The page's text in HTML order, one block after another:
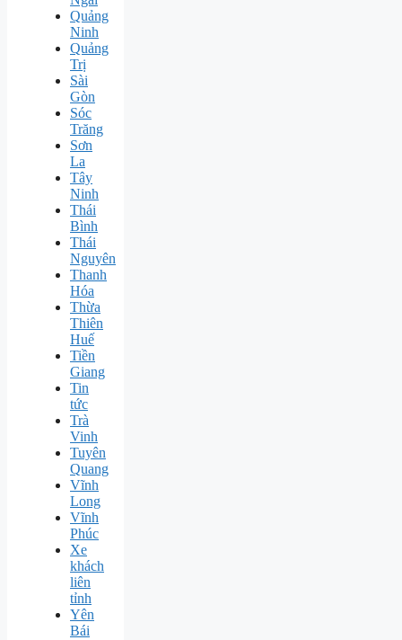
Quảng
Ninh
Quảng
Trị
Sài
Gòn
Sóc
Trăng
Sơn
La
Tây
Ninh
Thái
Bình
Thái
Nguyên
Thanh
Hóa
Thừa
Thiên
Huế
Tiền
Giang
Tin
tức
Trà
Vinh
Tuyên
Quang
Vĩnh
Long
Vĩnh
Phúc
Xe
khách
liên
tỉnh
Yên
Bái